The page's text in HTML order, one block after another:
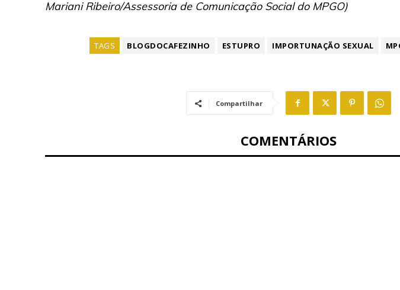
Mariani Ribeiro/Assessoria de Comunicação Social do MPGO)
TAGS BLOGDOCAFEZINHO ESTUPRO IMPORTUNAÇÃO SEXUAL
Compartilhar
COMENTÁRIOS